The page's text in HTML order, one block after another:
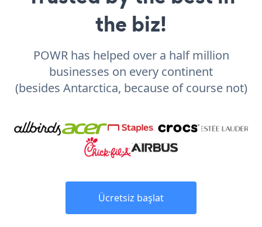
the biz!
POWR has helped over a half million
businesses on every continent
(besides Antarctica, because of course not)
Ücretsiz başlat